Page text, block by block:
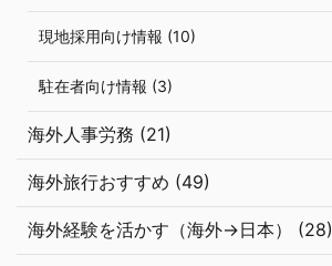
現地採用向け情報 (10)
駐在者向け情報 (3)
海外人事労務 (21)
海外旅行おすすめ (49)
海外経験を活かす（海外→日本） (28)